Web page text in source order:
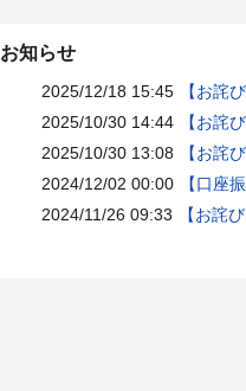
お知らせ
2025/12/18 15:45
【お詫
2025/10/30 14:44
【お詫
2025/10/30 13:08
【お詫
2024/12/02 00:00
【口座
2024/11/26 09:33
【お詫